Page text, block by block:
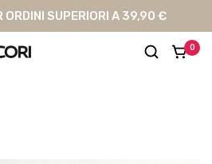
ORDINI SUPERIORI A 39,90 €
0